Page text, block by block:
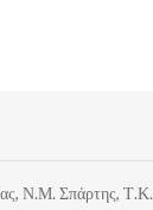
Ν.Μ. Σπάρτης, Τ.Κ.